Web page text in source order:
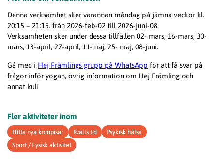
Denna verksamhet sker varannan måndag på jämna veckor kl.
20:15 – 21:15. från 2026-feb-02 till 2026-juni-08.
Verksamheten sker under dessa tillfällen 02- mars, 16-mars, 30-
mars, 13-april, 27-april, 11-maj, 25- maj, 08-juni.
Gå med i Hej Främlings grupp på WhatsApp för att få svar på
frågor inför yogan, övrig information om Hej Främling och
annat kul!
Fler aktiviteter inom
Hitta nya kompisar Kvälls tid
Psykisk hälsa
Sport / Fysisk aktivitet